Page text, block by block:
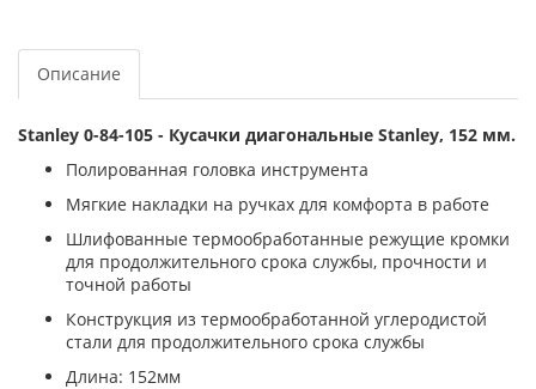
Описание
Stanley 0-84-105 - Кусачки диагональные Stanley, 152 мм.
Полированная головка инструмента
Мягкие накладки на ручках для комфорта в работе
Шлифованные термообработанные режущие кромки
для продолжительного срока службы, прочности и
точной работы
Конструкция из термообработанной углеродистой
стали для продолжительного срока службы
Длина: 152мм